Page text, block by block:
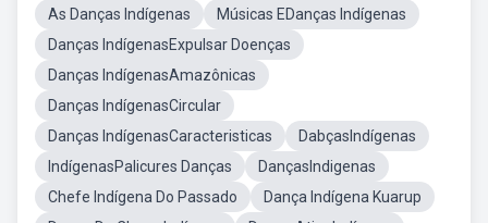
As Danças Indígenas
Músicas EDanças Indígenas
Danças IndígenasExpulsar Doenças
Danças IndígenasAmazônicas
Danças IndígenasCircular
Danças IndígenasCaracteristicas
DabçasIndígenas
IndígenasPalicures Danças
DançasIndigenas
Chefe Indígena Do Passado
Dança Indígena Kuarup